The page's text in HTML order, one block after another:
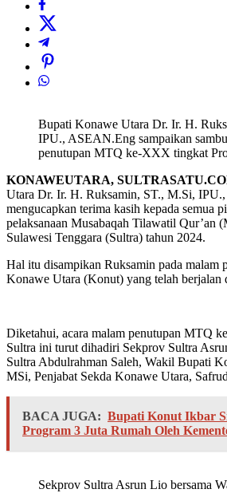
Bupati Konawe Utara Dr. Ir. H.
IPU., ASEAN.Eng sampaikan
penutupan MTQ ke-XXX tingkat
KONAWEUTARA,
Utara Dr. Ir. H. Ruksamin, ST., M.Si,
mengucapkan terima kasih kepada semua
pelaksanaan Musabaqah Tilawatil
Sulawesi Tenggara (Sultra) tahun 2024.
Hal itu disampikan Ruksamin pada malam
Konawe Utara (Konut) yang telah berjalan
Diketahui, acara malam penutupan MTQ
Sultra ini turut dihadiri Sekprov Sultra
Sultra Abdulrahman Saleh, Wakil Bupati
MSi, Penjabat Sekda Konawe Utara,
BACA JUGA: Bupati Konut Ikbar
Program 3 Juta Rumah Oleh
Sekprov Sultra Asrun Lio bersama